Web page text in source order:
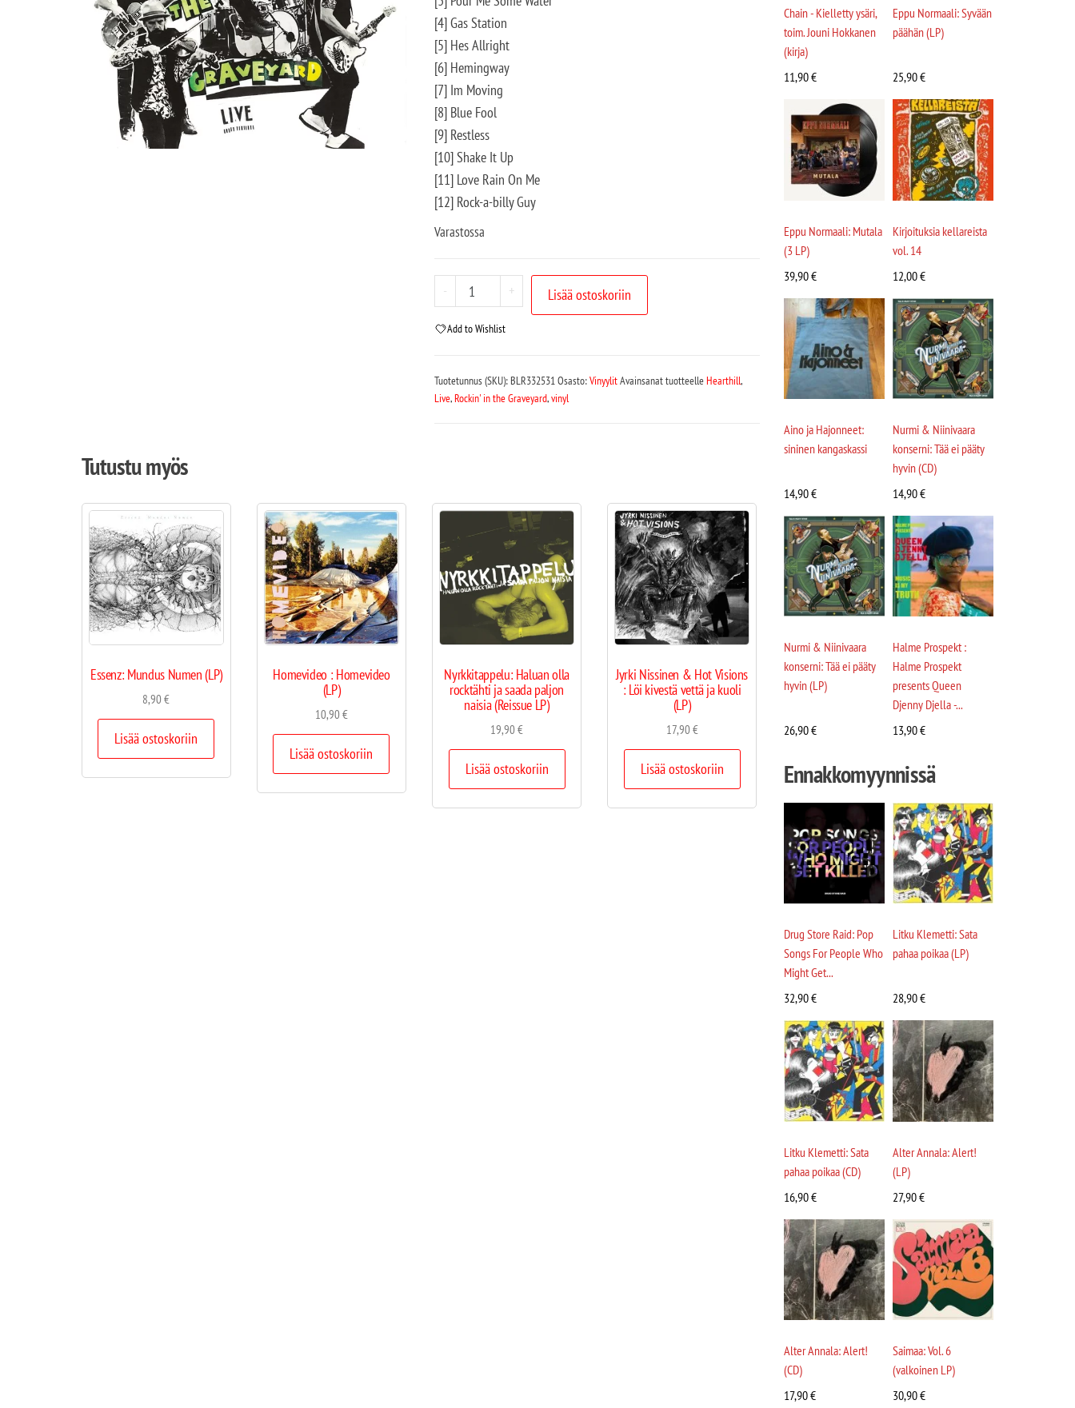
[4] Gas Station
[5] Hes Allright
[6] Hemingway
[7] Im Moving
[8] Blue Fool
[9] Restless
[10] Shake It Up
[11] Love Rain On Me
[12] Rock-a-billy Guy
Varastossa
- + Lisää ostoskoriin
Add to Wishlist
Tuotetunnus (SKU): BLR332531Osasto:VinyylitAvainsanat tuotteelleHearthill,
Live,Rockin' in the Graveyard,vinyl
Tutustu myös
Essenz: Mundus Numen (LP)
8,90€
Lisää ostoskoriin
Homevideo : Homevideo
(LP)
10,90€
Lisää ostoskoriin
Nyrkkitappelu: Haluan olla
rocktähti ja saada paljon
naisia (Reissue LP)
19,90€
Lisää ostoskoriin
Jyrki Nissinen & Hot Visions
: Löi kivestä vettä ja kuoli
(LP)
17,90€
Lisää ostoskoriin
Chain - Kielletty ysäri,
toim. Jouni Hokkanen
(kirja)
11,90€
Eppu Normaali: Syvään
päähän (LP)
25,90€
Eppu Normaali: Mutala
(3 LP)
39,90€
Kirjoituksia kellareista
vol. 14
12,00€
Aino ja Hajonneet:
sininen kangaskassi
14,90€
Nurmi & Niinivaara
konserni: Tää ei pääty
hyvin (CD)
14,90€
Nurmi & Niinivaara
konserni: Tää ei pääty
hyvin (LP)
26,90€
Halme Prospekt :
Halme Prospekt
presents Queen
Djenny Djella -...
13,90€
Ennakkomyynnissä
Drug Store Raid: Pop
Songs For People Who
Might Get...
32,90€
Litku Klemetti: Sata
pahaa poikaa (LP)
28,90€
Litku Klemetti: Sata
pahaa poikaa (CD)
16,90€
Alter Annala: Alert!
(LP)
27,90€
Alter Annala: Alert!
(CD)
17,90€
Saimaa: Vol. 6
(valkoinen LP)
30,90€